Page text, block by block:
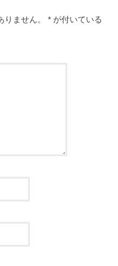
ません。 * が付いている